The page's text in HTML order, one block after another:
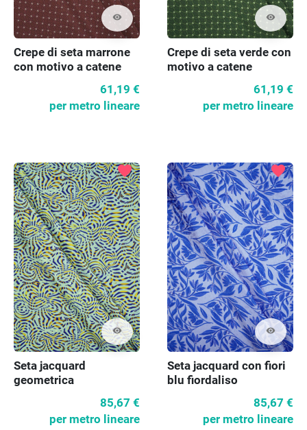
visibility
Crepe di seta marrone
con motivo a catene
61,19 €
per metro lineare
visibility
Crepe di seta verde con
motivo a catene
61,19 €
per metro lineare
visibility
favorite
Seta jacquard
geometrica
85,67 €
per metro lineare
visibility
favorite
Seta jacquard con fiori
blu fiordaliso
85,67 €
per metro lineare